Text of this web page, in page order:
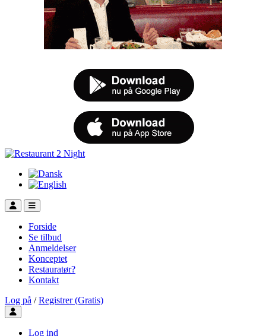
Forside
Se tilbud
Anmeldelser
Konceptet
Restauratør?
Kontakt
Log på / Registrer (Gratis)
Toggle user menu
Log ind